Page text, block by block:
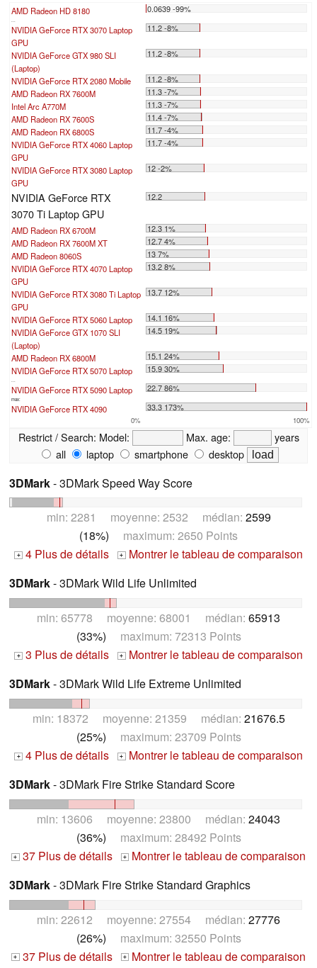
AMD Radeon HD 8180 0.0639 -99%
NVIDIA GeForce RTX 3070 Laptop
GPU
11.2 -8%
NVIDIA GeForce GTX 980 SLI
(Laptop)
11.2 -8%
NVIDIA GeForce RTX 2080 Mobile
11.2 -8%
AMD Radeon RX 7600M
11.3 -7%
Intel Arc A770M
11.3 -7%
AMD Radeon RX 7600S
11.4 -7%
AMD Radeon RX 6800S
11.7 -4%
NVIDIA GeForce RTX 4060 Laptop
GPU
11.7 -4%
NVIDIA GeForce RTX 3080 Laptop
GPU
12 -2%
NVIDIA GeForce RTX
3070 Ti Laptop GPU
12.2
AMD Radeon RX 6700M
12.3 1%
AMD Radeon RX 7600M XT
12.7 4%
AMD Radeon 8060S
13 7%
NVIDIA GeForce RTX 4070 Laptop
GPU
13.2 8%
NVIDIA GeForce RTX 3080 Ti Laptop
GPU
13.7 12%
NVIDIA GeForce RTX 5060 Laptop
14.1 16%
NVIDIA GeForce GTX 1070 SLI
(Laptop)
14.5 19%
AMD Radeon RX 6800M
15.1 24%
NVIDIA GeForce RTX 5070 Laptop
15.9 30%
NVIDIA GeForce RTX 5090 Laptop 22.7 86%
max:
NVIDIA GeForce RTX 4090 33.3 173%
0% 100%
Restrict / Search: Model: Max. age:
years
all
laptop smartphone desktop
3DMark- 3DMark Speed Way Score
min: 2281 moyenne: 2532 médian: 2599
(18%) maximum: 2650 Points
+ 4 Plus de détails + Montrer le tableau de comparaison
3DMark- 3DMark Wild Life Unlimited
min: 65778 moyenne: 68001 médian: 65913
(33%) maximum: 72313 Points
+ 3 Plus de détails + Montrer le tableau de comparaison
3DMark- 3DMark Wild Life Extreme Unlimited
min: 18372 moyenne: 21359 médian: 21676.5
(25%) maximum: 23709 Points
+ 4 Plus de détails + Montrer le tableau de comparaison
3DMark- 3DMark Fire Strike Standard Score
min: 13606 moyenne: 23800 médian: 24043
(36%) maximum: 28492 Points
+ 37 Plus de détails +
Montrer le tableau de comparaison
3DMark- 3DMark Fire Strike Standard Graphics
min: 22612 moyenne: 27554 médian: 27776
(26%) maximum: 32550 Points
+ 37 Plus de détails +
Montrer le tableau de comparaison